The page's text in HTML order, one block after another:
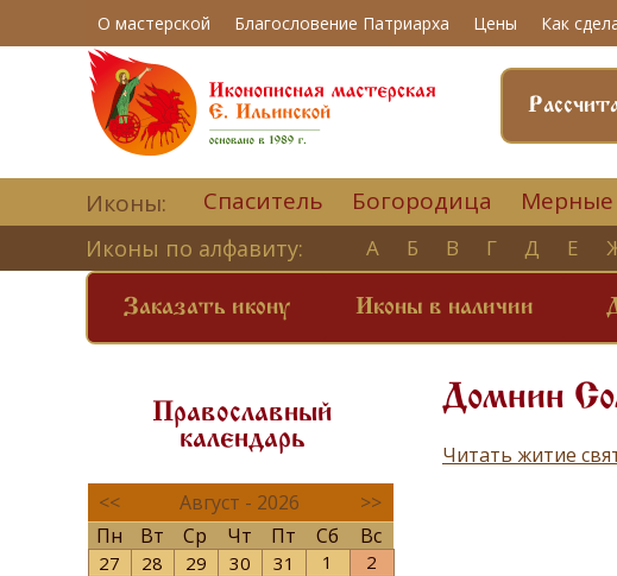
О мастерской Благословение Патриарха Цены Как
Иконы: Спаситель Богородица Мерные
Иконы по алфавиту: А Б В Г Д Е
Заказать икону Иконы в наличии
Православный
календарь
<< Август - 2026
>>
Пн
Вт Ср Чт Пт Сб Вс
27 28 29 30 31 1
2
Домнин
Читать житие